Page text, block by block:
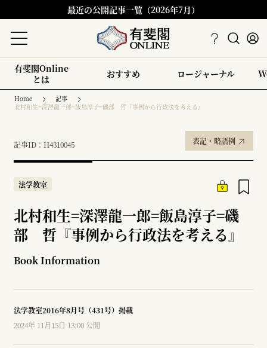
最近の公開記事一覧（2026年7月）
有斐閣Online
とは
おすすめ ロージャーナル
Home
記事
北村和生=深澤龍一郎=飯島淳子=磯部 哲『事例から行政法を考える』
記事ID：H4310045 表記・略語例
法学教室
北村和生=深澤龍一郎=飯島淳子=磯
部 哲『事例から行政法を考える』
Book Information
法学教室2016年8月号（431号）掲載
2024年 11月15日 13:00 公開